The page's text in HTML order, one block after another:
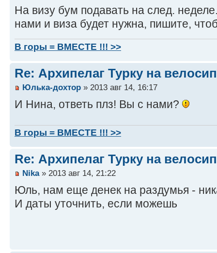
На визу бум подавать на след.
нами и виза будет нужна, пишите,
В горы = ВМЕСТЕ !!! >>
Re: Архипелаг Турку на
Юлька-дохтор » 2013 авг 14, 16:17
И Нина, ответь плз! Вы с нами?
В горы = ВМЕСТЕ !!! >>
Re: Архипелаг Турку на
Nika» 2013 авг 14, 21:22
Юль, нам еще денек на раздумья -
И даты уточнить, если можешь